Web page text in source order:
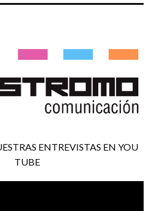
ENTREVISTAS EN YOU
TUBE